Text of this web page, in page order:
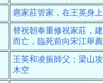
扈家莊管家，在王英身
替祝朝奉重修祝家莊，
而亡，臨死前向宋江舉
王英和凌振師父；梁山
木空